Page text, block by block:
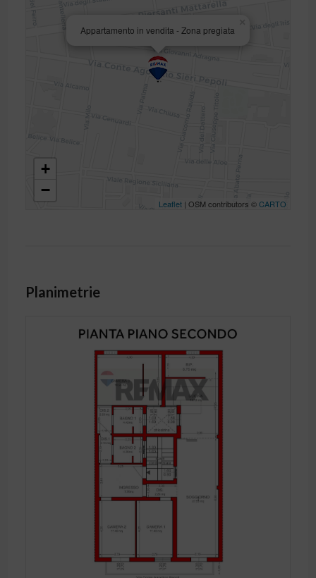
Appartamento in vendita - Zona pregiata
+
−
Leaflet| OSM contributors ©CARTO
Planimetrie